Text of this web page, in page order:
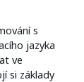
s
jazyka
ve
si základy